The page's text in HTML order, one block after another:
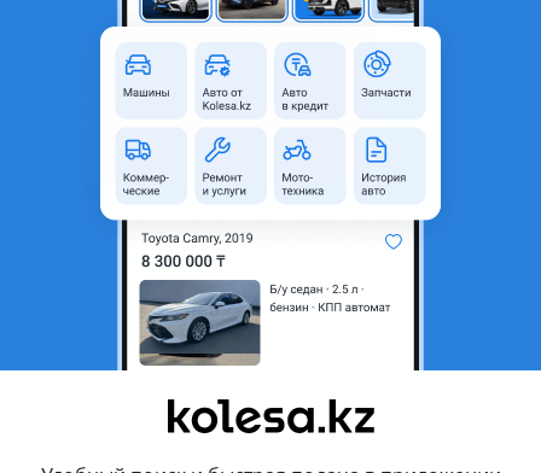
Караганда, Карагандинская
область
Б/y
Оригинальность
Оригинал
Комментарий продавца
Щиток приборов Audi Q5. Привозной. Оригинал!
Осуществляем отправку по регионам! Контрактная
автозапчасть из Японии. По всем интересующим
вопросам, наличию и ценам обращайтесь по телефонам к
менеджеру ТОО "Юмакс Car" Отправка в регионы! Цену